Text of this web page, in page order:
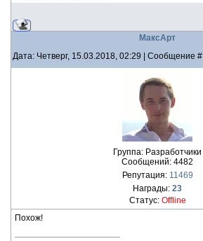
МаксАрт
Дата: Четверг, 15.03.2018, 02:29 | Сообщение #
Группа: Разработчики
Сообщений: 4482
Репутация: 11469
Награды: 23
Статус: Offline
Похож!